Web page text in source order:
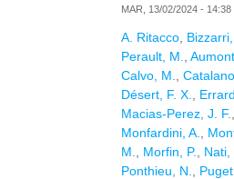
MAR, 13/02/2024 - 14:38
A. Ritacco
Perault, M.
Calvo, M.
Désert, F. X.
Macias-Perez, J. F.
Monfardini, A.
M.
Morfin, P.
Nati,
Ponthieu, N.